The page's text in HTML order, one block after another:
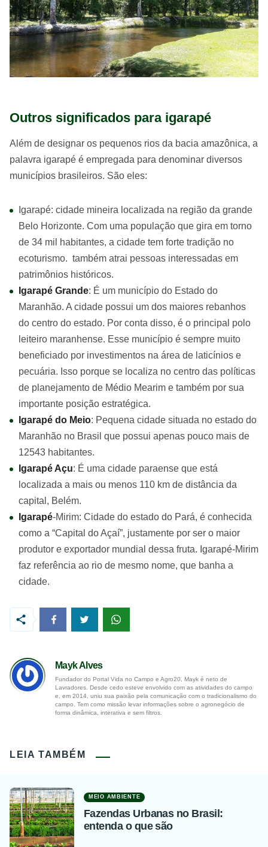
Outros significados para igarapé
Além de designar os pequenos rios da bacia amazônica, a
palavra igarapé é empregada para denominar diversos
municípios brasileiros. São eles:
Igarapé: cidade mineira localizada na região da grande
Belo Horizonte. Com uma população que gira em torno
de 34 mil habitantes, a cidade tem forte tradição no
ecoturismo. também atrai pessoas interessadas em
patrimônios históricos.
Igarapé Grande: É um município do Estado do
Maranhão. A cidade possui um dos maiores rebanhos
do centro do estado. Por conta disso, é o principal polo
leiteiro maranhense. Esse município é sempre muito
beneficiado por investimentos na área de laticínios e
pecuária. Isso porque se localiza no centro das políticas
de planejamento de Médio Mearim e também por sua
importante posição estratégica.
Igarapé do Meio: Pequena cidade situada no estado do
Maranhão no Brasil que possui apenas pouco mais de
12543 habitantes.
Igarapé Açu: É uma cidade paraense que está
localizada a mais ou menos 110 km de distância da
capital, Belém.
Igarapé-Mirim: Cidade do estado do Pará, é conhecida
como a “Capital do Açaí”, justamente por ser o maior
produtor e exportador mundial dessa fruta. Igarapé-Mirim
faz referência ao rio de mesmo nome, que banha a
cidade.
Mayk Alves
Fundador do Portal Vida no Campo e Agro20, Mayk é neto de
Lavradores. Desde cedo esteve envolvido com as atividades do campo
e, em 2014, uniu sua paixão pela comunicação com o tradicionalismo do
campo. Tem como missão levar informações sobre o agronegócio de
forma dinâmica, interativa e sem filtros.
LEIA TAMBÉM
MEIO AMBIENTE
Fazendas Urbanas no Brasil:
entenda o que são